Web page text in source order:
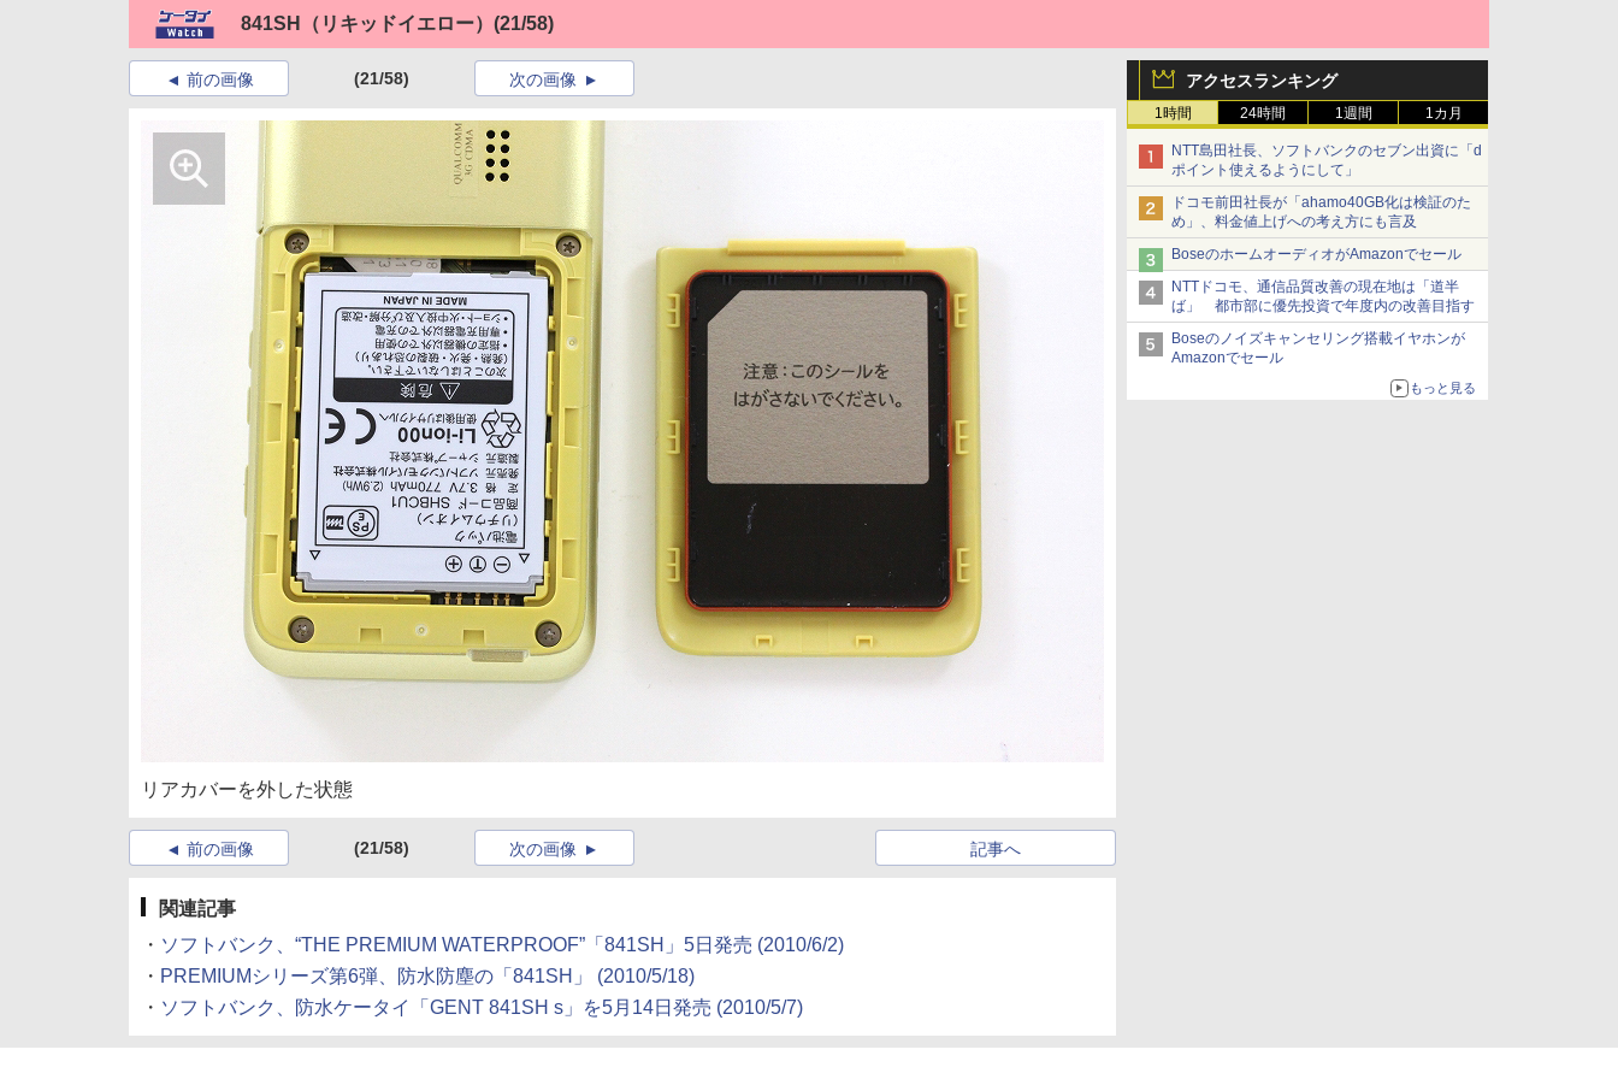
841SH（リキッドイエロー） (21/58)
アクセスランキング
1時間 24時間 1週間 1カ月
NTT島田社長、ソフトバンクのセブン出資に「d
ポイント使えるようにして」
ドコモ前田社長が「ahamo40GB化は検証のた
め」、料金値上げへの考え方にも言及
BoseのホームオーディオがAmazonでセール
NTTドコモ、通信品質改善の現在地は「道半
ば」 都市部に優先投資で年度内の改善目指す
Boseのノイズキャンセリング搭載イヤホンが
Amazonでセール
もっと見る
前の画像 (21/58) 次の画像
リアカバーを外した状態
前の画像 (21/58) 記事へ
次の画像
関連記事
・ ソフトバンク、“THE PREMIUM WATERPROOF”「841SH」5日発売 (2010/6/2)
・ PREMIUMシリーズ第6弾、防水防塵の「841SH」
(2010/5/18)
・ ソフトバンク、防水ケータイ「GENT 841SH s」を5月14日発売 (2010/5/7)